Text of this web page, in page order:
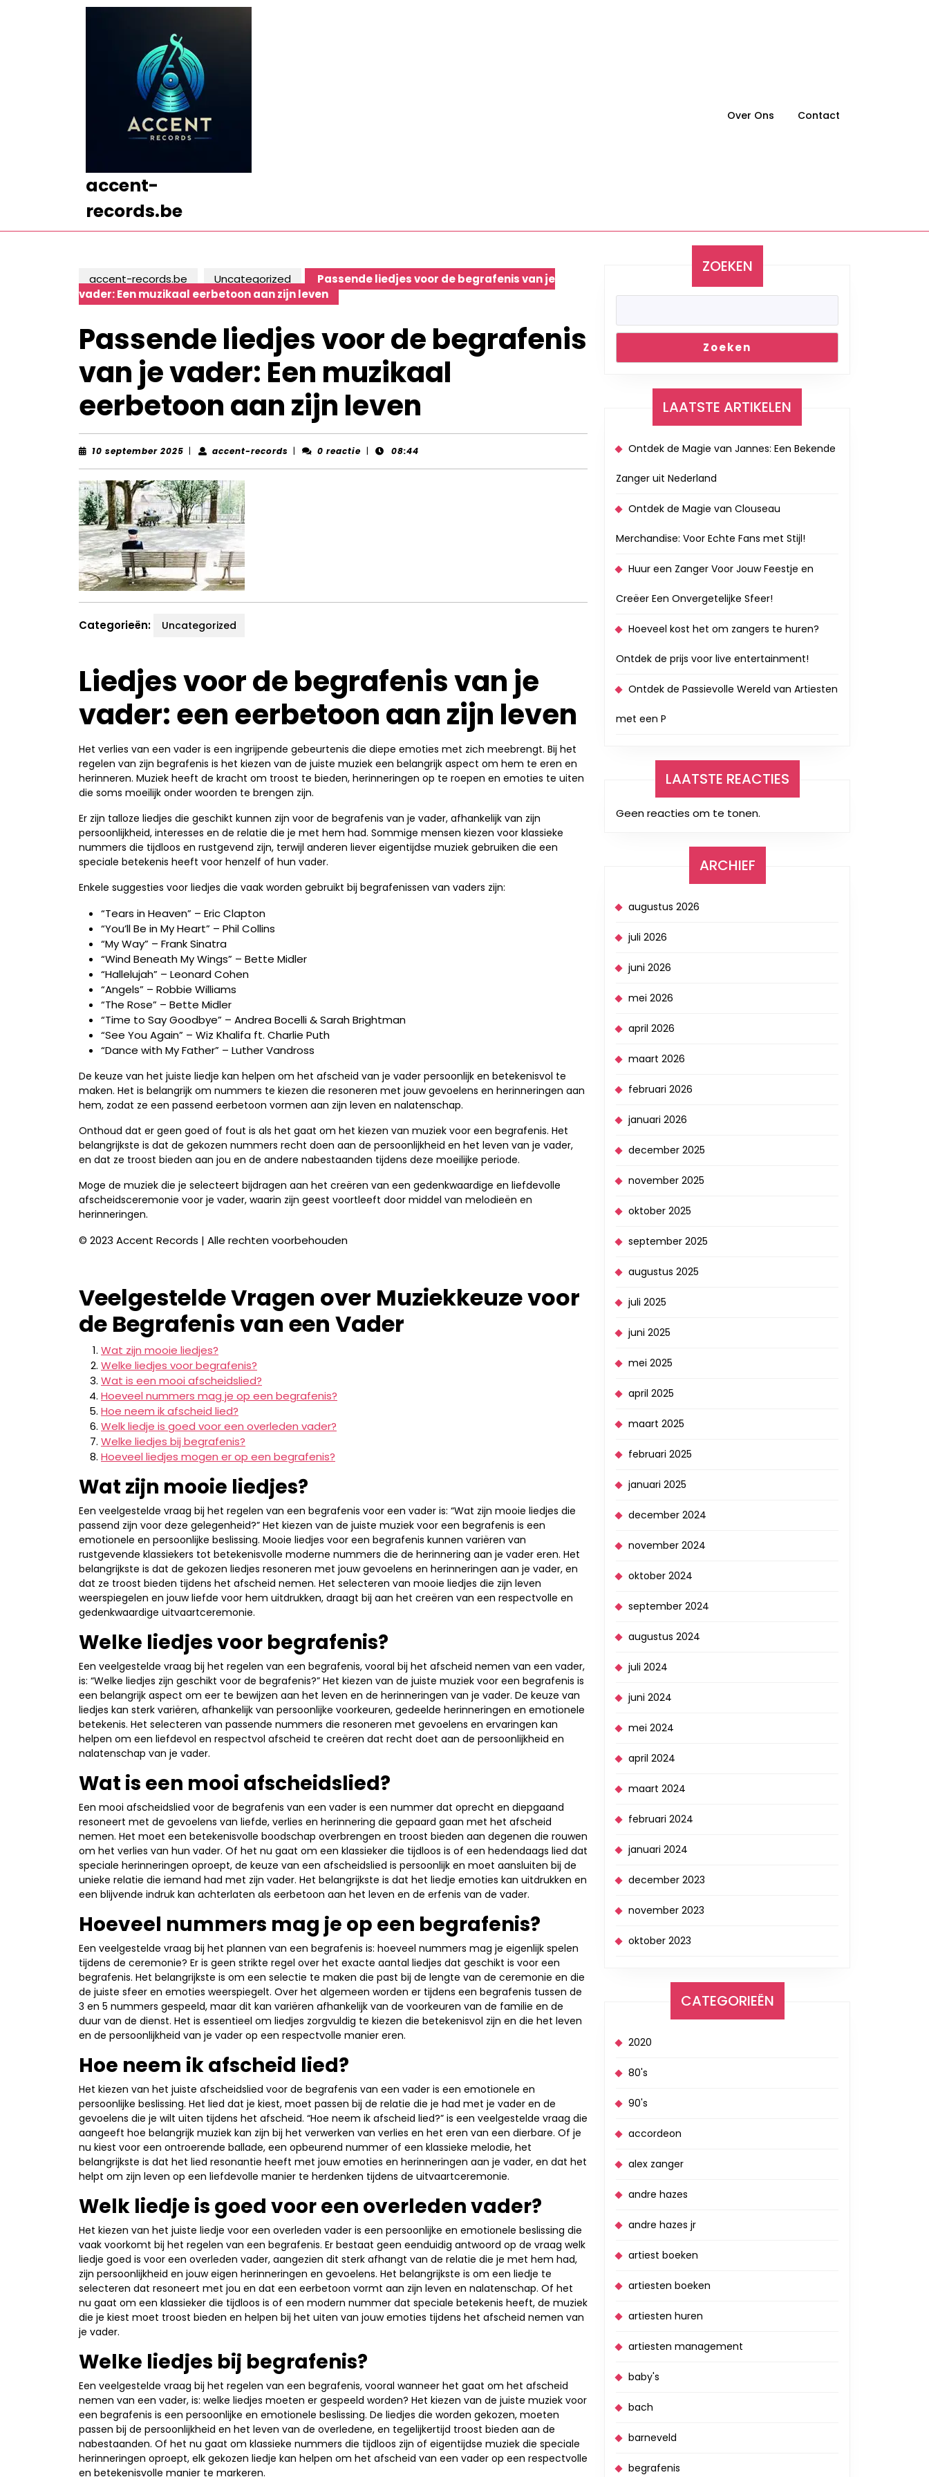
accent-
records.be
Over Ons Contact
accent-records.be Uncategorized
Passende liedjes voor de begrafenis van je
vader: Een muzikaal eerbetoon aan zijn leven
Passende liedjes voor de begrafenis
van je vader: Een muzikaal
eerbetoon aan zijn leven
10 september 2025 10| accent-records accent-
| 0 reactie | 08:44
Categorieën: Uncategorized
Liedjes voor de begrafenis van je
vader: een eerbetoon aan zijn leven
Het verlies van een vader is een ingrijpende gebeurtenis die diepe emoties met zich meebrengt. Bij het
regelen van zijn begrafenis is het kiezen van de juiste muziek een belangrijk aspect om hem te eren en
herinneren. Muziek heeft de kracht om troost te bieden, herinneringen op te roepen en emoties te uiten
die soms moeilijk onder woorden te brengen zijn.
Er zijn talloze liedjes die geschikt kunnen zijn voor de begrafenis van je vader, afhankelijk van zijn
persoonlijkheid, interesses en de relatie die je met hem had. Sommige mensen kiezen voor klassieke
nummers die tijdloos en rustgevend zijn, terwijl anderen liever eigentijdse muziek gebruiken die een
speciale betekenis heeft voor henzelf of hun vader.
Enkele suggesties voor liedjes die vaak worden gebruikt bij begrafenissen van vaders zijn:
“Tears in Heaven” – Eric Clapton
“You’ll Be in My Heart” – Phil Collins
“My Way” – Frank Sinatra
“Wind Beneath My Wings” – Bette Midler
“Hallelujah” – Leonard Cohen
“Angels” – Robbie Williams
“The Rose” – Bette Midler
“Time to Say Goodbye” – Andrea Bocelli & Sarah Brightman
“See You Again” – Wiz Khalifa ft. Charlie Puth
“Dance with My Father” – Luther Vandross
De keuze van het juiste liedje kan helpen om het afscheid van je vader persoonlijk en betekenisvol te
maken. Het is belangrijk om nummers te kiezen die resoneren met jouw gevoelens en herinneringen aan
hem, zodat ze een passend eerbetoon vormen aan zijn leven en nalatenschap.
Onthoud dat er geen goed of fout is als het gaat om het kiezen van muziek voor een begrafenis. Het
belangrijkste is dat de gekozen nummers recht doen aan de persoonlijkheid en het leven van je vader,
en dat ze troost bieden aan jou en de andere nabestaanden tijdens deze moeilijke periode.
Moge de muziek die je selecteert bijdragen aan het creëren van een gedenkwaardige en liefdevolle
afscheidsceremonie voor je vader, waarin zijn geest voortleeft door middel van melodieën en
herinneringen.
© 2023 Accent Records | Alle rechten voorbehouden
Veelgestelde Vragen over Muziekkeuze voor
de Begrafenis van een Vader
Wat zijn mooie liedjes?
Welke liedjes voor begrafenis?
Wat is een mooi afscheidslied?
Hoeveel nummers mag je op een begrafenis?
Hoe neem ik afscheid lied?
Welk liedje is goed voor een overleden vader?
Welke liedjes bij begrafenis?
Hoeveel liedjes mogen er op een begrafenis?
Wat zijn mooie liedjes?
Een veelgestelde vraag bij het regelen van een begrafenis voor een vader is: “Wat zijn mooie liedjes die
passend zijn voor deze gelegenheid?” Het kiezen van de juiste muziek voor een begrafenis is een
emotionele en persoonlijke beslissing. Mooie liedjes voor een begrafenis kunnen variëren van
rustgevende klassiekers tot betekenisvolle moderne nummers die de herinnering aan je vader eren. Het
belangrijkste is dat de gekozen liedjes resoneren met jouw gevoelens en herinneringen aan je vader, en
dat ze troost bieden tijdens het afscheid nemen. Het selecteren van mooie liedjes die zijn leven
weerspiegelen en jouw liefde voor hem uitdrukken, draagt bij aan het creëren van een respectvolle en
gedenkwaardige uitvaartceremonie.
Welke liedjes voor begrafenis?
Een veelgestelde vraag bij het regelen van een begrafenis, vooral bij het afscheid nemen van een vader,
is: “Welke liedjes zijn geschikt voor de begrafenis?” Het kiezen van de juiste muziek voor een begrafenis is
een belangrijk aspect om eer te bewijzen aan het leven en de herinneringen van je vader. De keuze van
liedjes kan sterk variëren, afhankelijk van persoonlijke voorkeuren, gedeelde herinneringen en emotionele
betekenis. Het selecteren van passende nummers die resoneren met gevoelens en ervaringen kan
helpen om een liefdevol en respectvol afscheid te creëren dat recht doet aan de persoonlijkheid en
nalatenschap van je vader.
Wat is een mooi afscheidslied?
Een mooi afscheidslied voor de begrafenis van een vader is een nummer dat oprecht en diepgaand
resoneert met de gevoelens van liefde, verlies en herinnering die gepaard gaan met het afscheid
nemen. Het moet een betekenisvolle boodschap overbrengen en troost bieden aan degenen die rouwen
om het verlies van hun vader. Of het nu gaat om een klassieker die tijdloos is of een hedendaags lied dat
speciale herinneringen oproept, de keuze van een afscheidslied is persoonlijk en moet aansluiten bij de
unieke relatie die iemand had met zijn vader. Het belangrijkste is dat het liedje emoties kan uitdrukken en
een blijvende indruk kan achterlaten als eerbetoon aan het leven en de erfenis van de vader.
Hoeveel nummers mag je op een begrafenis?
Een veelgestelde vraag bij het plannen van een begrafenis is: hoeveel nummers mag je eigenlijk spelen
tijdens de ceremonie? Er is geen strikte regel over het exacte aantal liedjes dat geschikt is voor een
begrafenis. Het belangrijkste is om een selectie te maken die past bij de lengte van de ceremonie en die
de juiste sfeer en emoties weerspiegelt. Over het algemeen worden er tijdens een begrafenis tussen de
3 en 5 nummers gespeeld, maar dit kan variëren afhankelijk van de voorkeuren van de familie en de
duur van de dienst. Het is essentieel om liedjes zorgvuldig te kiezen die betekenisvol zijn en die het leven
en de persoonlijkheid van je vader op een respectvolle manier eren.
Hoe neem ik afscheid lied?
Het kiezen van het juiste afscheidslied voor de begrafenis van een vader is een emotionele en
persoonlijke beslissing. Het lied dat je kiest, moet passen bij de relatie die je had met je vader en de
gevoelens die je wilt uiten tijdens het afscheid. “Hoe neem ik afscheid lied?” is een veelgestelde vraag die
aangeeft hoe belangrijk muziek kan zijn bij het verwerken van verlies en het eren van een dierbare. Of je
nu kiest voor een ontroerende ballade, een opbeurend nummer of een klassieke melodie, het
belangrijkste is dat het lied resonantie heeft met jouw emoties en herinneringen aan je vader, en dat het
helpt om zijn leven op een liefdevolle manier te herdenken tijdens de uitvaartceremonie.
Welk liedje is goed voor een overleden vader?
Het kiezen van het juiste liedje voor een overleden vader is een persoonlijke en emotionele beslissing die
vaak voorkomt bij het regelen van een begrafenis. Er bestaat geen eenduidig antwoord op de vraag welk
liedje goed is voor een overleden vader, aangezien dit sterk afhangt van de relatie die je met hem had,
zijn persoonlijkheid en jouw eigen herinneringen en gevoelens. Het belangrijkste is om een liedje te
selecteren dat resoneert met jou en dat een eerbetoon vormt aan zijn leven en nalatenschap. Of het
nu gaat om een klassieker die tijdloos is of een modern nummer dat speciale betekenis heeft, de muziek
die je kiest moet troost bieden en helpen bij het uiten van jouw emoties tijdens het afscheid nemen van
je vader.
Welke liedjes bij begrafenis?
Een veelgestelde vraag bij het regelen van een begrafenis, vooral wanneer het gaat om het afscheid
nemen van een vader, is: welke liedjes moeten er gespeeld worden? Het kiezen van de juiste muziek voor
een begrafenis is een persoonlijke en emotionele beslissing. De liedjes die worden gekozen, moeten
passen bij de persoonlijkheid en het leven van de overledene, en tegelijkertijd troost bieden aan de
nabestaanden. Of het nu gaat om klassieke nummers die tijdloos zijn of eigentijdse muziek die speciale
herinneringen oproept, elk gekozen liedje kan helpen om het afscheid van een vader op een respectvolle
en betekenisvolle manier te markeren.
ZOEKEN
Zoeken
LAATSTE ARTIKELEN
Ontdek de Magie van Jannes: Een Bekende
Zanger uit Nederland
Ontdek de Magie van Clouseau
Merchandise: Voor Echte Fans met Stijl!
Huur een Zanger Voor Jouw Feestje en
Creëer Een Onvergetelijke Sfeer!
Hoeveel kost het om zangers te huren?
Ontdek de prijs voor live entertainment!
Ontdek de Passievolle Wereld van Artiesten
met een P
LAATSTE REACTIES
Geen reacties om te tonen.
ARCHIEF
augustus 2026
juli 2026
juni 2026
mei 2026
april 2026
maart 2026
februari 2026
januari 2026
december 2025
november 2025
oktober 2025
september 2025
augustus 2025
juli 2025
juni 2025
mei 2025
april 2025
maart 2025
februari 2025
januari 2025
december 2024
november 2024
oktober 2024
september 2024
augustus 2024
juli 2024
juni 2024
mei 2024
april 2024
maart 2024
februari 2024
januari 2024
december 2023
november 2023
oktober 2023
CATEGORIEËN
2020
80's
90's
accordeon
alex zanger
andre hazes
andre hazes jr
artiest boeken
artiesten boeken
artiesten huren
artiesten management
baby's
bach
barneveld
begrafenis